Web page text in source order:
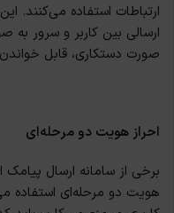
ارتباطات استفاده می‌کنند.
ارسالی بین کاربر و سرور
صورت دستکاری، قابل خواندن
احراز هویت دو مرحله‌ای
برخی از سامانه‌ ارسال پیامک
هویت دو مرحله‌ای استفاده